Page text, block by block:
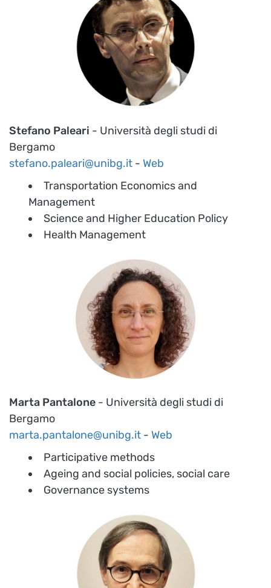
Stefano Paleari - Università degli studi di
Bergamo
stefano.paleari@unibg.it - Web
Transportation Economics and
Management
Science and Higher Education Policy
Health Management
Marta Pantalone - Università degli studi di
Bergamo
marta.pantalone@unibg.it - Web
Participative methods
Ageing and social policies, social care
Governance systems